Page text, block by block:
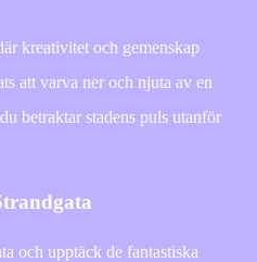
kreativitet och gemenskap
att varva ner och njuta av en
betraktar stadens puls utanför
och upptäck de fantastiska